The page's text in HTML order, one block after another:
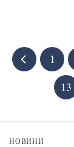
1
13
НОВИНИ